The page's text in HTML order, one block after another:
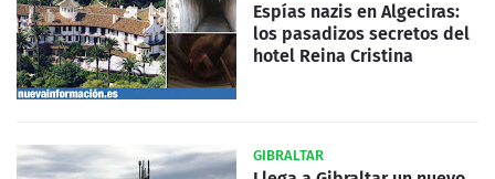
Espías nazis en Algeciras:
los pasadizos secretos del
hotel Reina Cristina
GIBRALTAR